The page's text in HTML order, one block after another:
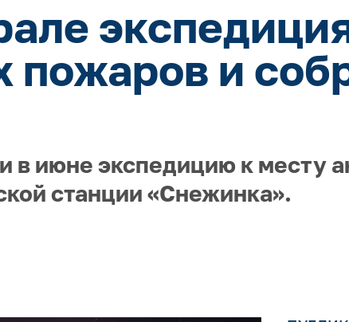
пожаров и
в июне экспедицию к месту
станции «Снежинка».